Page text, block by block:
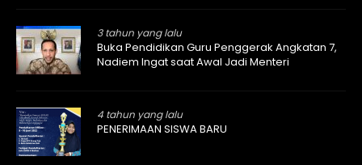
3 tahun yang lalu
Buka Pendidikan Guru Penggerak Angkatan 7,
Nadiem Ingat saat Awal Jadi Menteri
4 tahun yang lalu
PENERIMAAN SISWA BARU